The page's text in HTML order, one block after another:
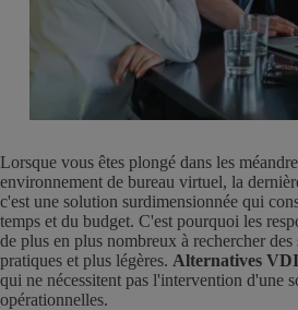
Lorsque vous êtes plongé dans les
environnement de bureau virtuel, la
c'est une solution surdimensionnée qui
temps et du budget. C'est pourquoi les
de plus en plus nombreux à rechercher
pratiques et plus légères. Alternatives
qui ne nécessitent pas l'intervention d'une
opérationnelles.